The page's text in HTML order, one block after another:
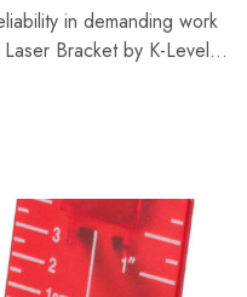
in demanding work
Bracket by K-Level…